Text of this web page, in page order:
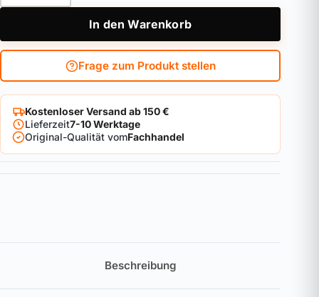
In den Warenkorb
Frage zum Produkt stellen
Kostenloser Versand ab 150 €
Lieferzeit7-10 Werktage
Original-Qualität vomFachhandel
Beschreibung